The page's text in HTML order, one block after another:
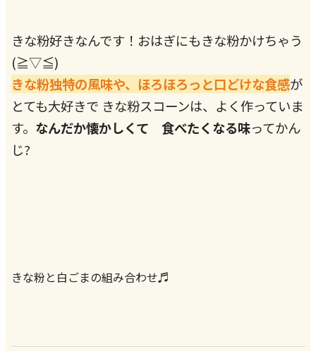
きな粉好きなんです！おはぎにもきな粉かけちゃう
(≧▽≦)
きな粉独特の風味や、ほろほろっと口どけな食感が
とても大好きで きな粉スコーンは、よく作っていま
す。 なんだか懐かしくて 食べたくなる味ってかん
じ?
きな粉と白ごまの組み合わせ♬